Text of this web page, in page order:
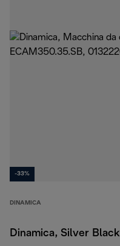
-33%
DINAMICA
Dinamica, Silver Black